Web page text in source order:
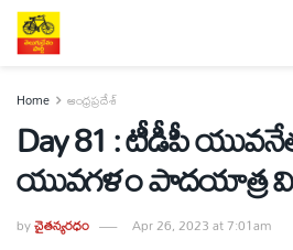
Home ఆంధ్రప్రదేశ్
Day 81 : టీడీపీ
యువగళం పాదయాత్ర
byచైతన్యరధం Apr 26, 2023 at 7:01am